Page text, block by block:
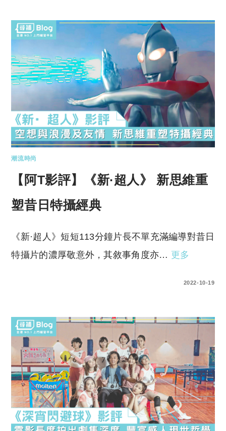
潮流時尚
【阿T影評】《新·超人》 新思維重
塑昔日特攝經典
《新·超人》短短113分鐘片長不單充滿編導對昔日
特攝片的濃厚敬意外，其敘事角度亦… 更多
2022-10-19